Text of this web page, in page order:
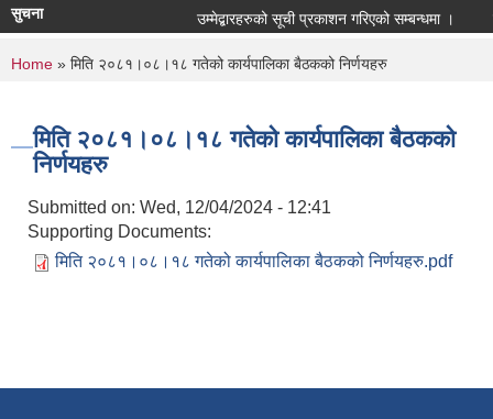
सुचना उम्मेद्बारहरुको सूची प्रकाशन गरिएको सम्बन्धमा ।
You are here
Home » मिति २०८१।०८।१८ गतेको कार्यपालिका बैठकको निर्णयहरु
मिति २०८१।०८।१८ गतेको कार्यपालिका बैठकको
निर्णयहरु
Submitted on: Wed, 12/04/2024 - 12:41
Supporting Documents:
मिति २०८१।०८।१८ गतेको कार्यपालिका बैठकको निर्णयहरु.pdf